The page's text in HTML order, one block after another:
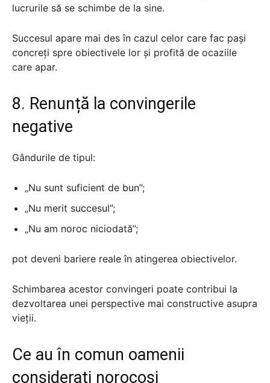
lucrurile să se schimbe de la sine.
Succesul apare mai des în cazul celor care fac pași
concreți spre obiectivele lor și profită de ocaziile
care apar.
8. Renunță la convingerile
negative
Gândurile de tipul:
„Nu sunt suficient de bun”;
„Nu merit succesul”;
„Nu am noroc niciodată”;
pot deveni bariere reale în atingerea obiectivelor.
Schimbarea acestor convingeri poate contribui la
dezvoltarea unei perspective mai constructive asupra
vieții.
Ce au în comun oamenii
considerați norocoși